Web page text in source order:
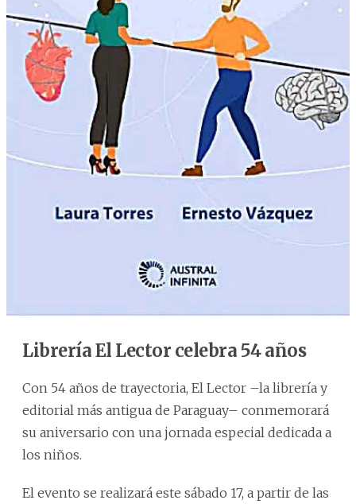
Librería El Lector celebra 54 años
Con 54 años de trayectoria, El Lector –la librería y
editorial más antigua de Paraguay– conmemorará
su aniversario con una jornada especial dedicada a
los niños.
El evento se realizará este sábado 17, a partir de las